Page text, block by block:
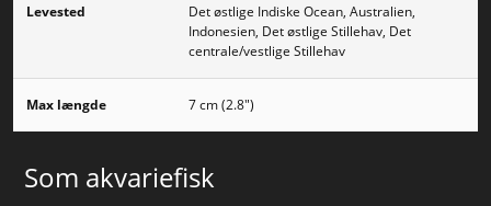
Levested
Det østlige Indiske Ocean, Australien,
Indonesien, Det østlige Stillehav, Det
centrale/vestlige Stillehav
Max længde 7 cm (2.8")
Som akvariefisk